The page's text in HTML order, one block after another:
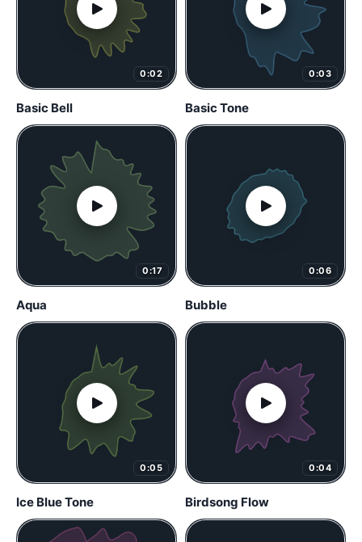
0:02
Basic Bell
0:03
Basic Tone
0:17
Aqua
0:06
Bubble
0:05
Ice Blue Tone
0:04
Birdsong Flow